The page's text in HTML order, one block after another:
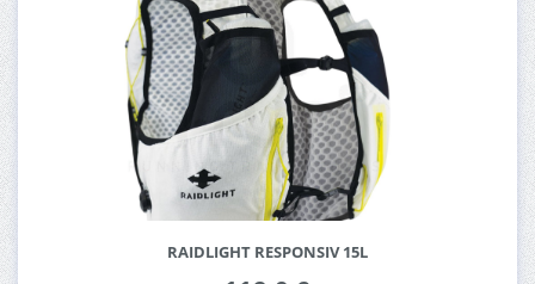
RAIDLIGHT RESPONSIV 15L